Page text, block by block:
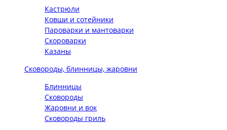
Кастрюли
Ковши и сотейники
Пароварки и мантоварки
Скороварки
Казаны
Сковороды, блинницы, жаровни
Блинницы
Сковороды
Жаровни и вок
Сковороды гриль